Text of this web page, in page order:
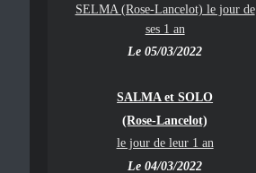
SELMA (Rose-Lancelot) le jour de
ses 1 an
Le 05/03/2022
SALMA et SOLO
(Rose-Lancelot)
le jour de leur 1 an
Le 04/03/2022